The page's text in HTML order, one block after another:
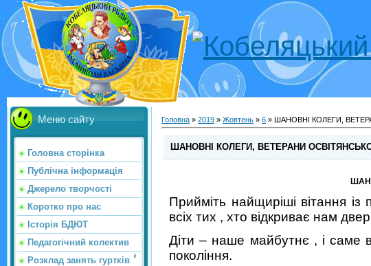
Меню сайту
Головна сторінка
Публічна інформація
Джерело творчості
Коротко про нас
Історія БДЮТ
Педагогічний колектив
Розклад занять гуртків
Головна » 2019 » Жовтень » 6 » ШАНОВНІ КОЛЕГИ,
ШАНОВНІ КОЛЕГИ, ВЕТЕРАНИ
Прийміть найщиріші вітання
всіх тих , хто відкриває нам
Діти – наше майбутнє , і саме
покоління.